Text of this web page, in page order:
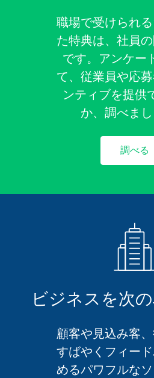
職場で受けられ
た特典は、社員
です。アンケー
て、従業員や応
ンティブを提供
か、調べまし
調べる
ビジネスを次
顧客や見込み客
すばやくフィー
めるパワフルな